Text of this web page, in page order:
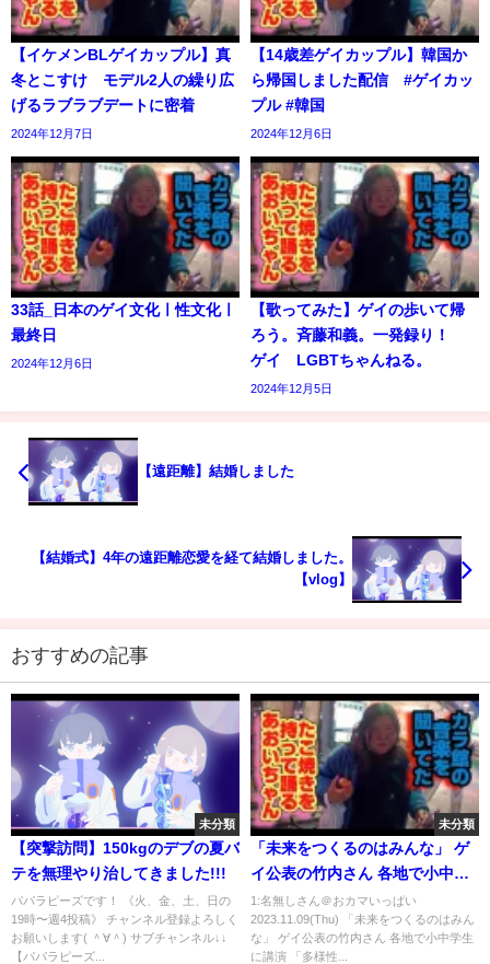
【イケメンBLゲイカップル】真
冬とこすけ モデル2人の繰り広
げるラブラブデートに密着
2024年12月7日
【14歳差ゲイカップル】韓国か
ら帰国しました配信 #ゲイカッ
プル #韓国
2024年12月6日
33話_日本のゲイ文化ㅣ性文化ㅣ
最終日
2024年12月6日
【歌ってみた】ゲイの歩いて帰
ろう。斉藤和義。一発録り！
ゲイ LGBTちゃんねる。
2024年12月5日
【遠距離】結婚しました
【結婚式】4年の遠距離恋愛を経て結婚しました。
【vlog】
おすすめの記事
未分類
【突撃訪問】150kgのデブの夏バ
テを無理やり治してきました!!!
パパラピーズです！ 《火、金、土、日の
19時〜週4投稿》 チャンネル登録よろしく
お願いします( ＾∀＾) サブチャンネル↓↓
【パパラピーズ...
未分類
「未来をつくるのはみんな」 ゲ
イ公表の竹内さん 各地で小中学
生に講演 「多様性を認める社
会」への思い【SDGs】｜
TBS NEWS DIG
1:名無しさん＠おカマいっぱい
2023.11.09(Thu) 「未来をつくるのはみん
な」 ゲイ公表の竹内さん 各地で小中学生
に講演 「多様性...